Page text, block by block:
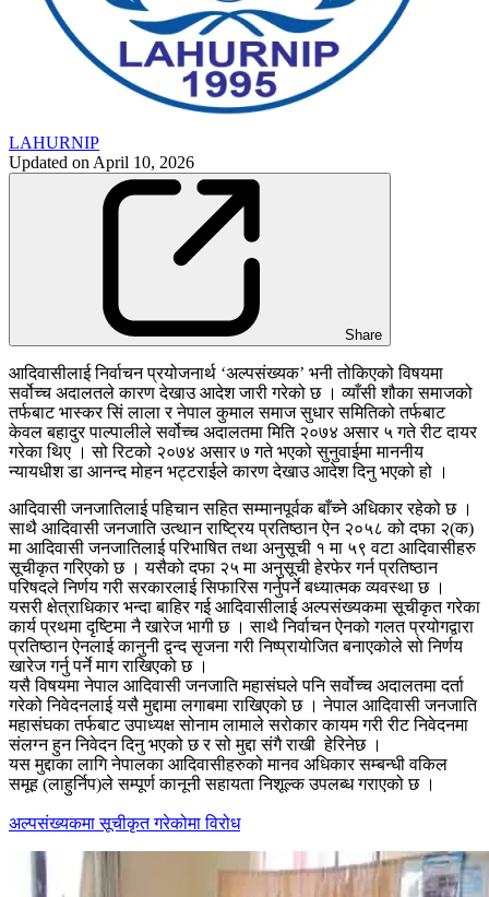
LAHURNIP
Updated on April 10, 2026
Share
आदिवासीलाई निर्वाचन प्रयोजनार्थ ‘अल्पसंख्यक’ भनी तोकिएको विषयमा
सर्वोच्च अदालतले कारण देखाउ आदेश जारी गरेको छ । व्याँसी शौका समाजको
तर्फबाट भास्कर सिं लाला र नेपाल कुमाल समाज सुधार समितिको तर्फबाट
केवल बहादुर पाल्पालीले सर्वोच्च अदालतमा मिति २०७४ असार ५ गते रीट दायर
गरेका थिए । सो रिटको २०७४ असार ७ गते भएको सुनुवाईमा माननीय
न्यायधीश डा आनन्द मोहन भट्टराईले कारण देखाउ आदेश दिनु भएको हो ।
आदिवासी जनजातिलाई पहिचान सहित सम्मानपूर्वक बाँच्ने अधिकार रहेको छ ।
साथै आदिवासी जनजाति उत्थान राष्ट्रिय प्रतिष्ठान ऐन २०५८ को दफा २(क)
मा आदिवासी जनजातिलाई परिभाषित तथा अनुसूची १ मा ५९ वटा आदिवासीहरु
सूचीकृत गरिएको छ । यसैको दफा २५ मा अनुसूची हेरफेर गर्न प्रतिष्ठान
परिषदले निर्णय गरी सरकारलाई सिफारिस गर्नुपर्ने बध्यात्मक व्यवस्था छ ।
यसरी क्षेत्राधिकार भन्दा बाहिर गई आदिवासीलाई अल्पसंख्यकमा सूचीकृत गरेका
कार्य प्रथमा दृष्टिमा नै खारेज भागी छ । साथै निर्वाचन ऐनको गलत प्रयोगद्वारा
प्रतिष्ठान ऐनलाई कानुनी द्वन्द सृजना गरी निष्प्रायोजित बनाएकोले सो निर्णय
खारेज गर्नु पर्ने माग राखिएको छ ।
यसै विषयमा नेपाल आदिवासी जनजाति महासंघले पनि सर्वोच्च अदालतमा दर्ता
गरेको निवेदनलाई यसै मुद्दामा लगाबमा राखिएको छ । नेपाल आदिवासी जनजाति
महासंघका तर्फबाट उपाध्यक्ष सोनाम लामाले सरोकार कायम गरी रीट निवेदनमा
संलग्न हुन निवेदन दिनु भएको छ र सो मुद्दा संगै राखी हेरिनेछ ।
यस मुद्दाका लागि नेपालका आदिवासीहरुको मानव अधिकार सम्बन्धी वकिल
समूह (लाहुर्निप)ले सम्पूर्ण कानूनी सहायता निशूल्क उपलब्ध गराएको छ ।
अल्पसंख्यकमा सूचीकृत गरेकोमा विरोध